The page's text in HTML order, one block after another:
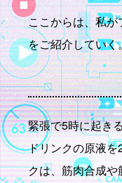
ここからは、私
をご紹介していく
緊張で5時に起き
ドリンクの原液
クは、筋肉合成